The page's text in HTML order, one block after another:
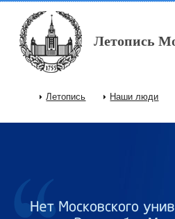
Перейти к основному содержанию
Летопись
Главное меню
Летопись Наши люди